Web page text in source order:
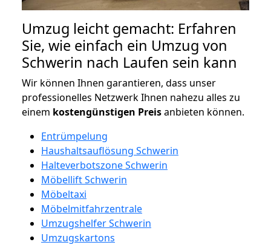
Umzug leicht gemacht: Erfahren
Sie, wie einfach ein Umzug von
Schwerin nach Laufen sein kann
Wir können Ihnen garantieren, dass unser
professionelles Netzwerk Ihnen nahezu alles zu
einem kostengünstigen Preisanbieten können.
Entrümpelung
Haushaltsauflösung Schwerin
Halteverbotszone Schwerin
Möbellift Schwerin
Möbeltaxi
Möbelmitfahrzentrale
Umzugshelfer Schwerin
Umzugskartons